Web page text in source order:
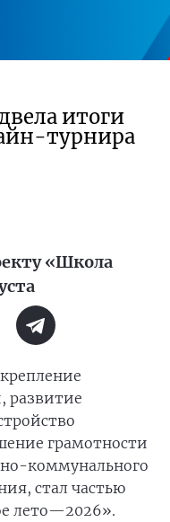
итоги
турнира
«Школа
развитие
грамотности
коммунального
стал частью
лето—2026».